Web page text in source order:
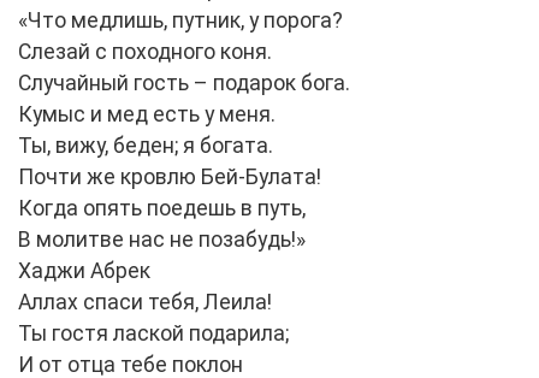
«Что медлишь, путник, у порога?
Слезай с походного коня.
Случайный гость – подарок бога.
Кумыс и мед есть у меня.
Ты, вижу, беден; я богата.
Почти же кровлю Бей-Булата!
Когда опять поедешь в путь,
В молитве нас не позабудь!»
Хаджи Абрек
Аллах спаси тебя, Леила!
Ты гостя лаской подарила;
И от отца тебе поклон